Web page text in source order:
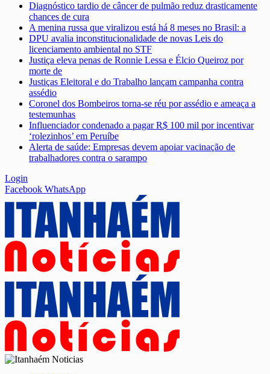
Diagnóstico tardio de câncer de pulmão reduz drasticamente
chances de cura
A menina russa que viralizou está há 8 meses no Brasil: a
DPU avalia inconstitucionalidade de novas Leis do
licenciamento ambiental no STF
Justiça eleva penas de Ronnie Lessa e Élcio Queiroz por
morte de
Justiças Eleitoral e do Trabalho lançam campanha contra
assédio
Coronel dos Bombeiros torna-se réu por assédio e ameaça a
testemunhas
Influenciador condenado a pagar R$ 100 mil por incentivar
‘rolezinhos’ em Peruíbe
Alerta de saúde: Empresas devem apoiar vacinação de
trabalhadores contra o sarampo
Login
Facebook WhatsApp